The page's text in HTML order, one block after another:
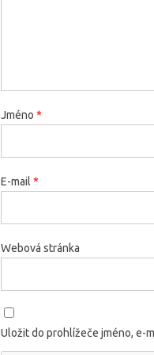
Jméno *
E-mail *
Webová stránka
Uložit do prohlížeče jméno, e-